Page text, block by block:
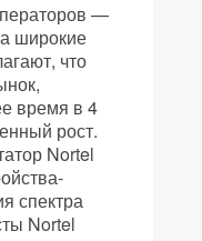
—
широкие
что
время в 4
рост.
Nortel
спектра
Nortel